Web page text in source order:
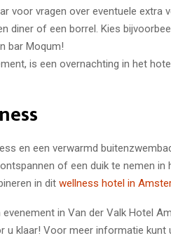
voor vragen over eventuele extra
diner of een borrel. Kies
bar Moqum!
is een overnachting in het
en een verwarmd
of een duik te nemen
in dit wellness hotel in
in Van der Valk Hotel
u klaar! Voor meer informatie